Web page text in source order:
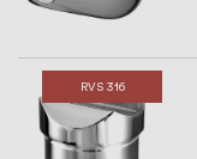
RVS 316